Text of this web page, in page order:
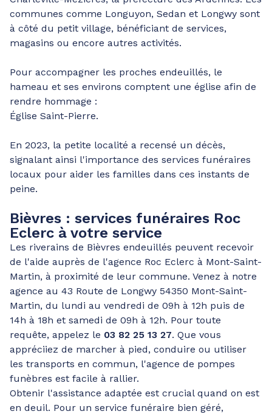
communes comme Longuyon, Sedan et Longwy sont
à côté du petit village, bénéficiant de services,
magasins ou encore autres activités.
Pour accompagner les proches endeuillés, le
hameau et ses environs comptent une église afin de
rendre hommage :
Église Saint-Pierre.
En 2023, la petite localité a recensé un décès,
signalant ainsi l'importance des services funéraires
locaux pour aider les familles dans ces instants de
peine.
Bièvres : services funéraires Roc
Eclerc à votre service
Les riverains de Bièvres endeuillés peuvent recevoir
de l'aide auprès de l'agence Roc Eclerc à Mont-Saint-
Martin, à proximité de leur commune. Venez à notre
agence au 43 Route de Longwy 54350 Mont-Saint-
Martin, du lundi au vendredi de 09h à 12h puis de
14h à 18h et samedi de 09h à 12h. Pour toute
requête, appelez le 03 82 25 13 27. Que vous
appréciiez de marcher à pied, conduire ou utiliser
les transports en commun, l'agence de pompes
funèbres est facile à rallier.
Obtenir l'assistance adaptée est crucial quand on est
en deuil. Pour un service funéraire bien géré,